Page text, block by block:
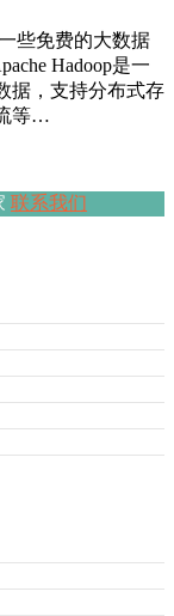
些免费的大数据
Hadoop是一
据，支持分布式存
等…
联系我们